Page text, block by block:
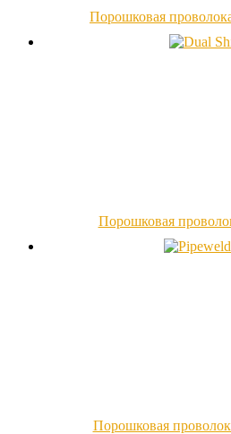
Порошковая
Порошковая
Порошковая